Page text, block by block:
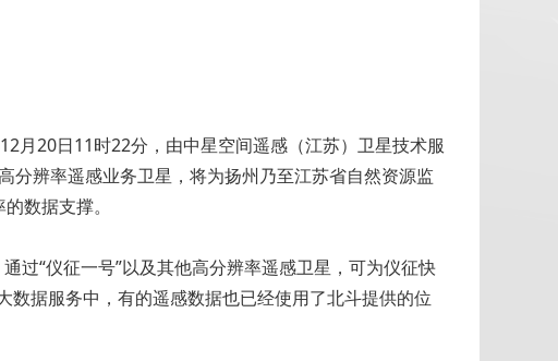
月20日11时22分，由中星空间遥感（江苏）卫星技术服
分辨率遥感业务卫星，将为扬州乃至江苏省自然资源监
数据支撑。
过“仪征一号”以及其他高分辨率遥感卫星，可为仪征快
据服务中，有的遥感数据也已经使用了北斗提供的位